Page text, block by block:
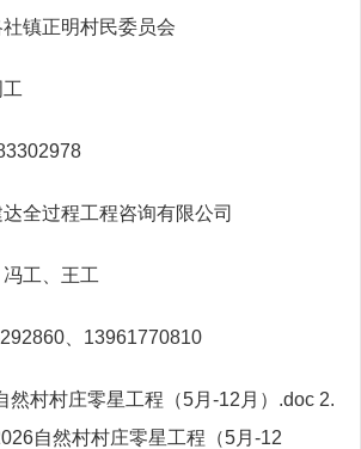
镇正明村民委员会
全过程工程咨询有限公司
工、王工
、13961770810
然村村庄零星工程（5月-12月）.doc 2.
自然村村庄零星工程（5月-12